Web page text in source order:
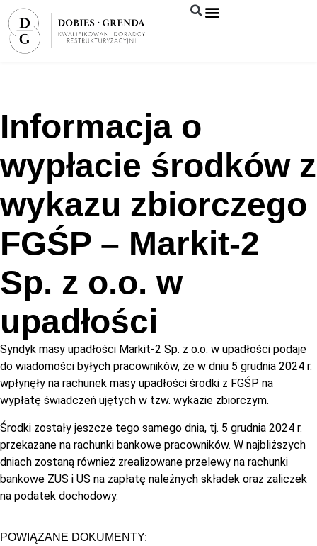
Informacja o
wypłacie środków z
wykazu zbiorczego
FGŚP – Markit-2
Sp. z o.o. w
upadłości
Syndyk masy upadłości Markit-2 Sp. z o.o. w upadłości podaje
do wiadomości byłych pracowników, że w dniu 5 grudnia 2024 r.
wpłynęły na rachunek masy upadłości środki z FGŚP na
wypłatę świadczeń ujętych w tzw. wykazie zbiorczym.
Środki zostały jeszcze tego samego dnia, tj. 5 grudnia 2024 r.
przekazane na rachunki bankowe pracowników. W najbliższych
dniach zostaną również zrealizowane przelewy na rachunki
bankowe ZUS i US na zapłatę należnych składek oraz zaliczek
na podatek dochodowy.
POWIĄZANE DOKUMENTY: